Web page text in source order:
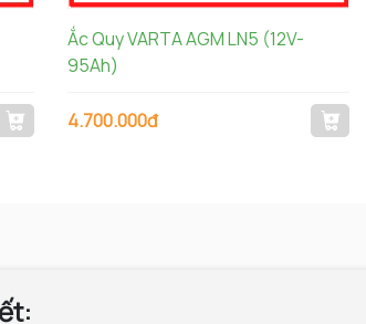
Ắc Quy VARTA AGM LN5 (12V-
95Ah)
4.700.000đ